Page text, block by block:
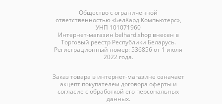
Общество с ограниченной
ответственностью «БелХард Компьютерс»,
УНП 101071960
Интернет-магазин belhard.shopвнесен в
Торговый реестр Республики Беларусь.
Регистрационный номер: 536856 от 1 июля
2022 года.
Заказ товара в интернет-магазине означает
акцепт покупателем договора оферты и
согласие с обработкой его персональных
данных.